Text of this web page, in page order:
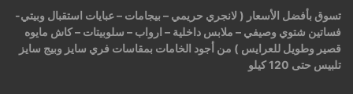
تسوق بأفضل الأسعار ( لانجري حريمي – بيجامات – عبايات استقبال وبيتي-
فساتين شتوي وصيفي – ملابس داخلية – ارواب – سلوبيتات – كاش مايوه
قصير وطويل للعرايس ) من أجود الخامات بمقاسات فري سايز وبيج سايز
تلبيس حتى 120 كيلو